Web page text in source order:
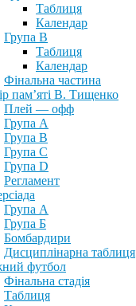
Таблиця
Календар
Група В
Таблиця
Календар
Фінальна частина
пам’яті В. Тищенко
Плей — офф
Група А
Група B
Група С
Група D
Регламент
Група А
Група Б
Бомбардири
Дисциплінарна таблиця
футбол
Фінальна стадія
Таблиця